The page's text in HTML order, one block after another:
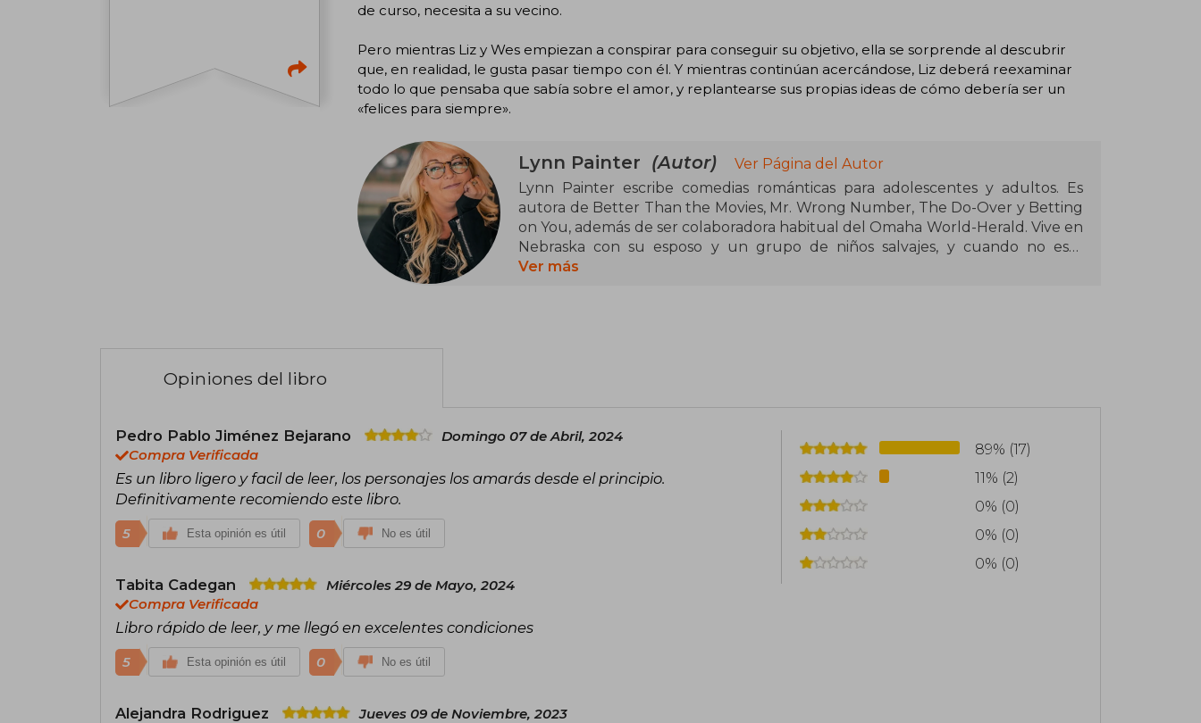
de curso, necesita a su vecino.
Pero mientras Liz y Wes empiezan a conspirar para conseguir su objetivo, ella se sorprende al descubrir
que, en realidad, le gusta pasar tiempo con él. Y mientras continúan acercándose, Liz deberá reexaminar
todo lo que pensaba que sabía sobre el amor, y replantearse sus propias ideas de cómo debería ser un
«felices para siempre».
Lynn Painter (Autor)
Ver Página del Autor
Lynn Painter escribe comedias románticas para adolescentes y adultos. Es
autora de Better Than the Movies, Mr. Wrong Number, The Do-Over y Betting
on You, además de ser colaboradora habitual del Omaha World-Herald. Vive en
Nebraska con su esposo y un grupo de niños salvajes, y cuando no está
leyendo o escribiendo, es probable que esté bebiendo bebidas energéticas y
Ver más
Opiniones del libro
Pedro Pablo Jiménez Bejarano
Domingo 07 de Abril, 2024
Compra Verificada
Es un libro ligero y facil de leer, los personajes los amarás desde el principio.
Definitivamente recomiendo este libro.
5 Esta opinión es útil 0 No es útil
Tabita Cadegan
Miércoles 29 de Mayo, 2024
Compra Verificada
Libro rápido de leer, y me llegó en excelentes condiciones
5 Esta opinión es útil 0 No es útil
Alejandra Rodriguez
Jueves 09 de Noviembre, 2023
89% (17)
11% (2)
0% (0)
0% (0)
0% (0)